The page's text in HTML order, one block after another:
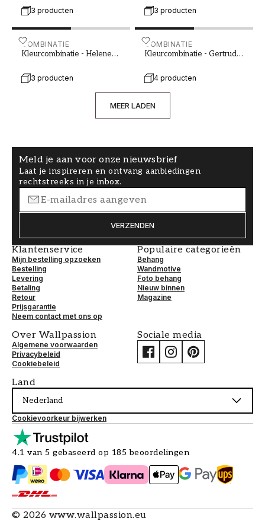
met andere tinten, texturen en natuurlijk licht,
kun je je slaapkamer transformeren in een echte
oase voor ontspanning en herstel. Bij ons vind je
een breed scala aan lichte kleuren en behang
die perfect passen in de slaapkamer.
3 producten 3 producten
COMBINATIE
Kleurcombinatie - Helene
3 producten
Kleurcombinatie - Helene F-001-00015-03
COMBINATIE
Kleurcombinatie - Gertrud
4 producten
Kleurcombinatie -
MEER LADEN
Meld je aan voor onze nieuwsbrief
Laat je inspireren en ontvang aanbiedingen
rechtstreeks in je inbox.
VERZENDEN
Klantenservice
Mijn bestelling opzoeken
Bestelling
Levering
Betaling
Retour
Prijsgarantie
Neem contact met ons op
Populaire categorieën
Behang
Wandmotive
Foto behang
Nieuw binnen
Magazine
Over Wallpassion
Algemene voorwaarden
Privacybeleid
Cookiebeleid
Sociale media
Land
Nederland
Cookievoorkeur bijwerken
4.1 van 5 gebaseerd op 185 beoordelingen
© 2026 www.wallpassion.eu